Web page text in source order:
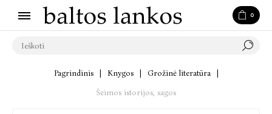
0
Pagrindinis Knygos Grožinė literatūra
Šeimos istorijos, sagos